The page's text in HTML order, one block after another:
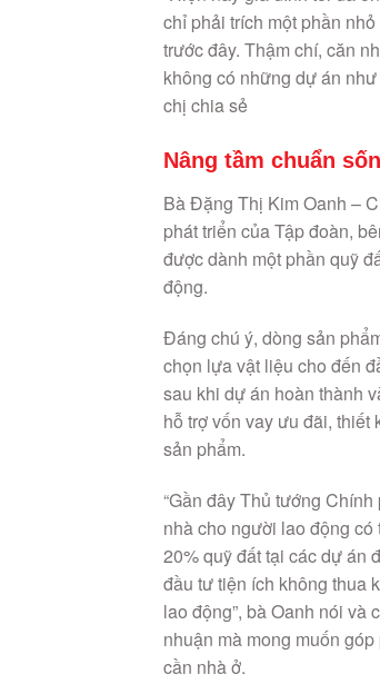
Nâng tầm chuẩn
Bà Đặng Thị Kim Oanh –
phát triển của Tập đoàn,
được dành một phần quỹ
động.
Đáng chú ý, dòng sản
chọn lựa vật liệu cho đến
sau khi dự án hoàn thành
hỗ trợ vốn vay ưu đãi, thiết
“Gần đây Thủ tướng
nhà cho người lao động có
20% quỹ đất tại các dự án
đầu tư tiện ích không thua
nhuận mà mong muốn
cần nhà ở.
Đông đảo người lao động